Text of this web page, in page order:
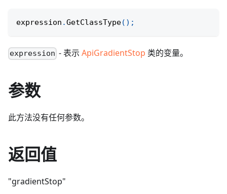
expression .GetClassType( ) ;
expression - 表示ApiGradientStop 类的变量。
参数
此方法没有任何参数。
返回值
"gradientStop"